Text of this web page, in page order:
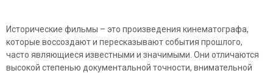
Исторические фильмы – это произведения кинематографа,
которые воссоздают и пересказывают события прошлого,
часто являющиеся известными и значимыми. Они отличаются
высокой степенью документальной точности, внимательной